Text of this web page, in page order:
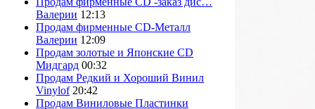
Валерии 12:13
Продам фирменные CD-Металл
Валерии 12:09
Продам золотые и Японские CD
Мидгард 00:32
Продам Редкий и Хороший Винил
Vinylof 20:42
Продам Виниловые Пластинки